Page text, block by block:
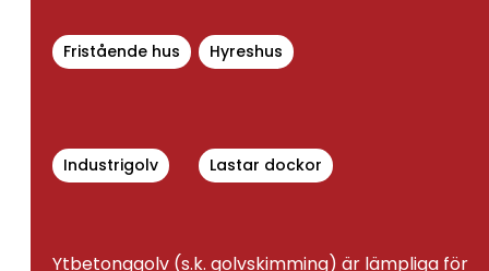
Fristående hus Hyreshus
Industrigolv Lastar dockor
Ytbetonggolv (s.k. golvskimming) är lämpliga för